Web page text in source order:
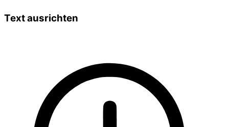
Text ausrichten